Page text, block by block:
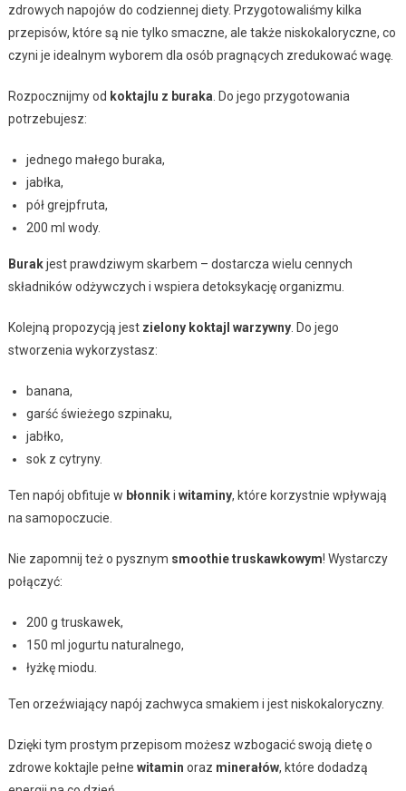
zdrowych napojów do codziennej diety. Przygotowaliśmy kilka
przepisów, które są nie tylko smaczne, ale także niskokaloryczne, co
czyni je idealnym wyborem dla osób pragnących zredukować wagę.
Rozpocznijmy od koktajlu z buraka . Do jego przygotowania
potrzebujesz:
jednego małego buraka,
jabłka,
pół grejpfruta,
200 ml wody.
Burakjest prawdziwym skarbem – dostarcza wielu cennych
składników odżywczych i wspiera detoksykację organizmu.
Kolejną propozycją jest zielony koktajl warzywny. Do jego
stworzenia wykorzystasz:
banana,
garść świeżego szpinaku,
jabłko,
sok z cytryny.
Ten napój obfituje w błonniki witaminy, które korzystnie wpływają
na samopoczucie.
Nie zapomnij też o pysznym smoothie truskawkowym! Wystarczy
połączyć:
200 g truskawek,
150 ml jogurtu naturalnego,
łyżkę miodu.
Ten orzeźwiający napój zachwyca smakiem i jest niskokaloryczny.
Dzięki tym prostym przepisom możesz wzbogacić swoją dietę o
zdrowe koktajle pełne witamin oraz minerałów, które dodadzą